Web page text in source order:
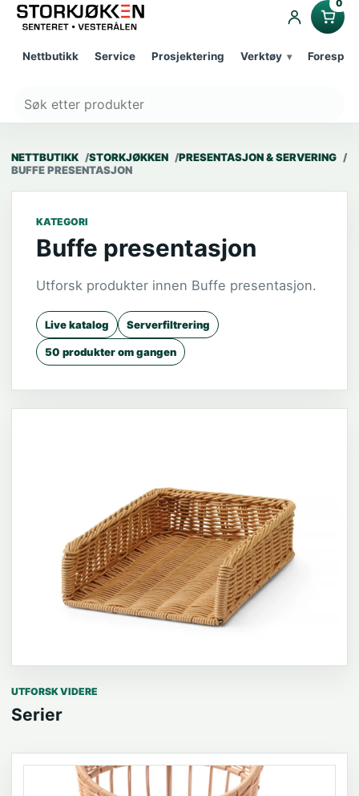
Nettbutikk Service Prosjektering Verktøy
0
NETTBUTIKK STORKJØKKEN
PRESENTASJON & SERVERING
BUFFE PRESENTASJON
KATEGORI
Buffe presentasjon
Utforsk produkter innen Buffe presentasjon.
Live katalog Serverfiltrering
50 produkter om gangen
UTFORSK VIDERE
Serier